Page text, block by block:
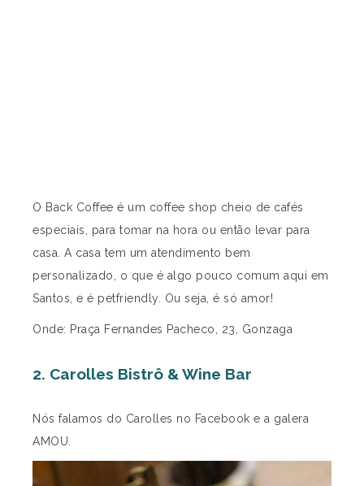
O Back Coffee é um coffee shop cheio de cafés
especiais, para tomar na hora ou então levar para
casa. A casa tem um atendimento bem
personalizado, o que é algo pouco comum aqui em
Santos, e é petfriendly. Ou seja, é só amor!
Onde: Praça Fernandes Pacheco, 23, Gonzaga
2. Carolles Bistrô & Wine Bar
Nós falamos do Carolles no Facebook e a galera
AMOU.